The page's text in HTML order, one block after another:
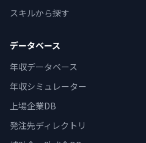
スキルから探す
データベース
年収データベース
年収シミュレーター
上場企業DB
発注先ディレクトリ